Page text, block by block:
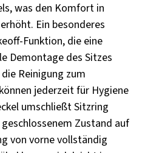
was den Komfort in
Ein besonderes
Funktion, die eine
Demontage des Sitzes
Reinigung zum
jederzeit für Hygiene
umschließt Sitzring
Zustand auf
von vorne vollständig